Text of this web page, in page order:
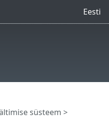
Eesti
süsteem >